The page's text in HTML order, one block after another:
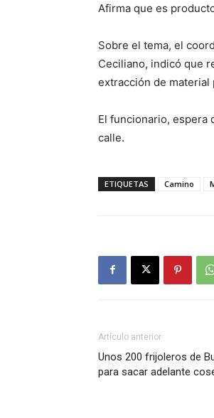
Afirma que es
Sobre el tema, el
Ceciliano, indicó que
extracción de material
El funcionario, espera
calle.
ETIQUETAS Camino
Artículo anterior
Unos 200 frijoleros de
para sacar adelante